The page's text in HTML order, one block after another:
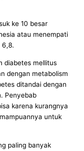
ke 10 besar
atau menempati
6,8.
diabetes mellitus
dengan metabolism
ditandai dengan
Penyebab
karena kurangnya
untuk
paling banyak